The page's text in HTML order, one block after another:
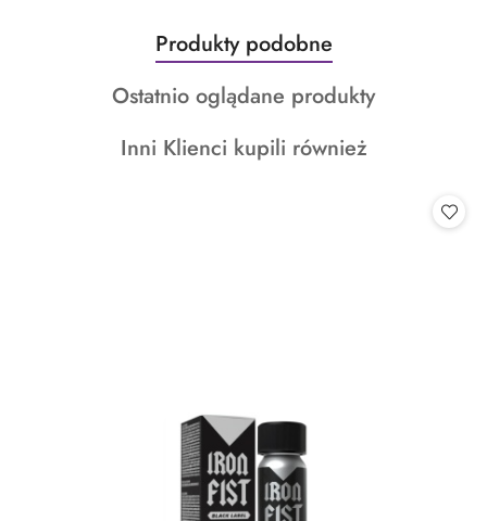
Pomiń karuzelę produktów
Produkty
o
statusie:
Produkty podobne
Produkty
statusie:
Ostatnio oglądane produkty
Produkty
Inni Klienci kupili również